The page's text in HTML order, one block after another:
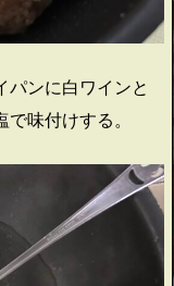
パンに白ワインと
味付けする。